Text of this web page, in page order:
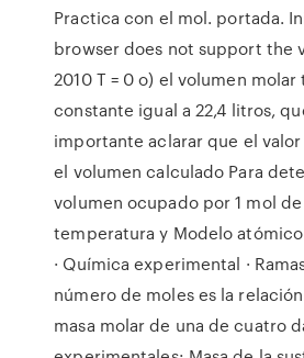
Practica con el mol. portada.
browser does not support the
2010 T = 0 o) el volumen
constante igual a 22,4 litros,
importante aclarar que el
el volumen calculado Para
volumen ocupado por 1 mol de
temperatura y Modelo
· Química experimental ·
número de moles es la
masa molar de una de cuatro